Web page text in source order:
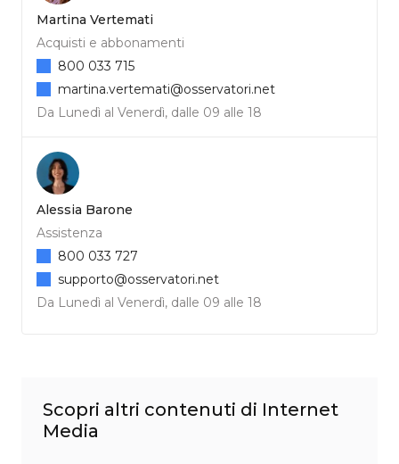
Martina Vertemati
Acquisti e abbonamenti
Da Lunedì al Venerdì, dalle 09 alle 18
800 033 715
martina.vertemati@osservatori.net
Alessia Barone
Assistenza
Da Lunedì al Venerdì, dalle 09 alle 18
800 033 727
supporto@osservatori.net
Scopri altri contenuti di Internet
Media